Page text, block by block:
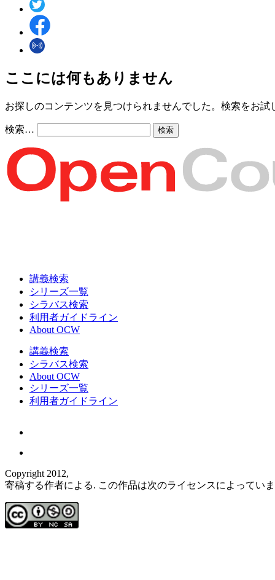
ここには何もありません
お探しのコンテンツを見つけられませんでした。検索をお試
検索…
講義検索
シリーズ一覧
シラバス検索
利用者ガイドライン
About OCW
講義検索
シラバス検索
About OCW
シリーズ一覧
利用者ガイドライン
Copyright 2012,
寄稿する作者による. この作品は次のライセンスによってい